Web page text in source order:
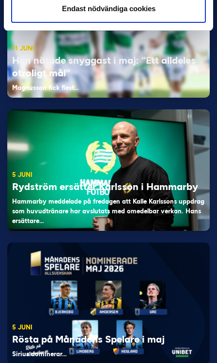
Endast nödvändiga cookies
11 JUNI
Han nätade snyggast i maj: “Ett alldeles
otroligt mål”
Magnusson fick flest…
5 JUNI
Rydström ersätter Karlsson i Hammarby
Hammarby meddelade på fredagen att Kalle Karlssons uppdrag
som huvudtränare har avslutats med omedelbar verkan. Hans
ersättare…
5 JUNI
Rösta på Månadens Spelare i maj
Sirius dominerar…